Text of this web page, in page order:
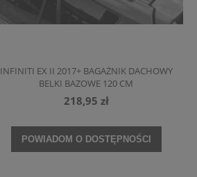
INFINITI EX II 2017+ BAGAŻNIK DACHOWY
BELKI BAZOWE 120 CM
218,95 zł
POWIADOM O DOSTĘPNOŚCI